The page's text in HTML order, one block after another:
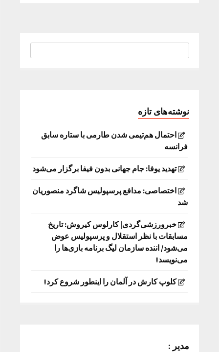
نوشته‌های تازه
احتمال هم‌تیمی شدن طارمی با ستاره سابق
فرانسه
تهدید یوفا: جام جهانی بدون فیفا برگزار می‌شود
اختصاصی: مدافع پرسپولیس شاگرد منصوریان
شد
خبرورزشی‌گردی| کارلوس کیروش: تاریخ
مسابقات با نظر استقلال و پرسپولیس عوض
می‌شود/ اننده سازمان لیگ برنامه بازی‌ها را
می‌نویسد!
کلوپ کارش در آلمان را اینطور شروع کرد!
مدیر :